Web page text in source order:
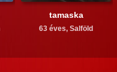
tamaska
63 éves, Salföld